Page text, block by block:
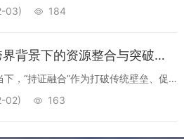
。证书如同职业能力的显性证明，构建
03) 184
本地持证融合：教育跨界背景下的资源整合与突破路径解析
，“持证融合”作为打破传统壁垒、促
教育领域突破发展瓶颈的关键方向。
02) 163